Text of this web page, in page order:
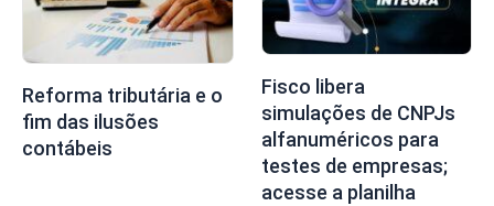
Reforma tributária e o
fim das ilusões
contábeis
Fisco libera
simulações de CNPJs
alfanuméricos para
testes de empresas;
acesse a planilha